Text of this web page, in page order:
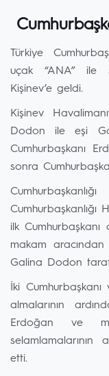
Türkiye
uçak “ANA” ile
Kişinev’e geldi.
Kişinev
Dodon ile eşi
Cumhurbaşkanı
sonra
Cumhurbaşkanlığı
ilk
makam
Galina Dodon
İki
almalarının
Erdoğan ve
etti.